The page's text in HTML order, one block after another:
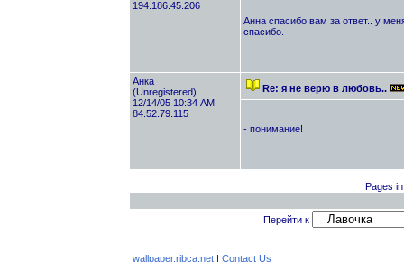
194.186.45.206
Анна спасибо вам за ответ.. у
спасибо.
Анка
(Unregistered)
12/14/05 10:34 AM
84.52.79.115
Re: я не верю в любовь..
- понимание!
Pages
Перейти к
wallpaper.ribca.net| Contact Us